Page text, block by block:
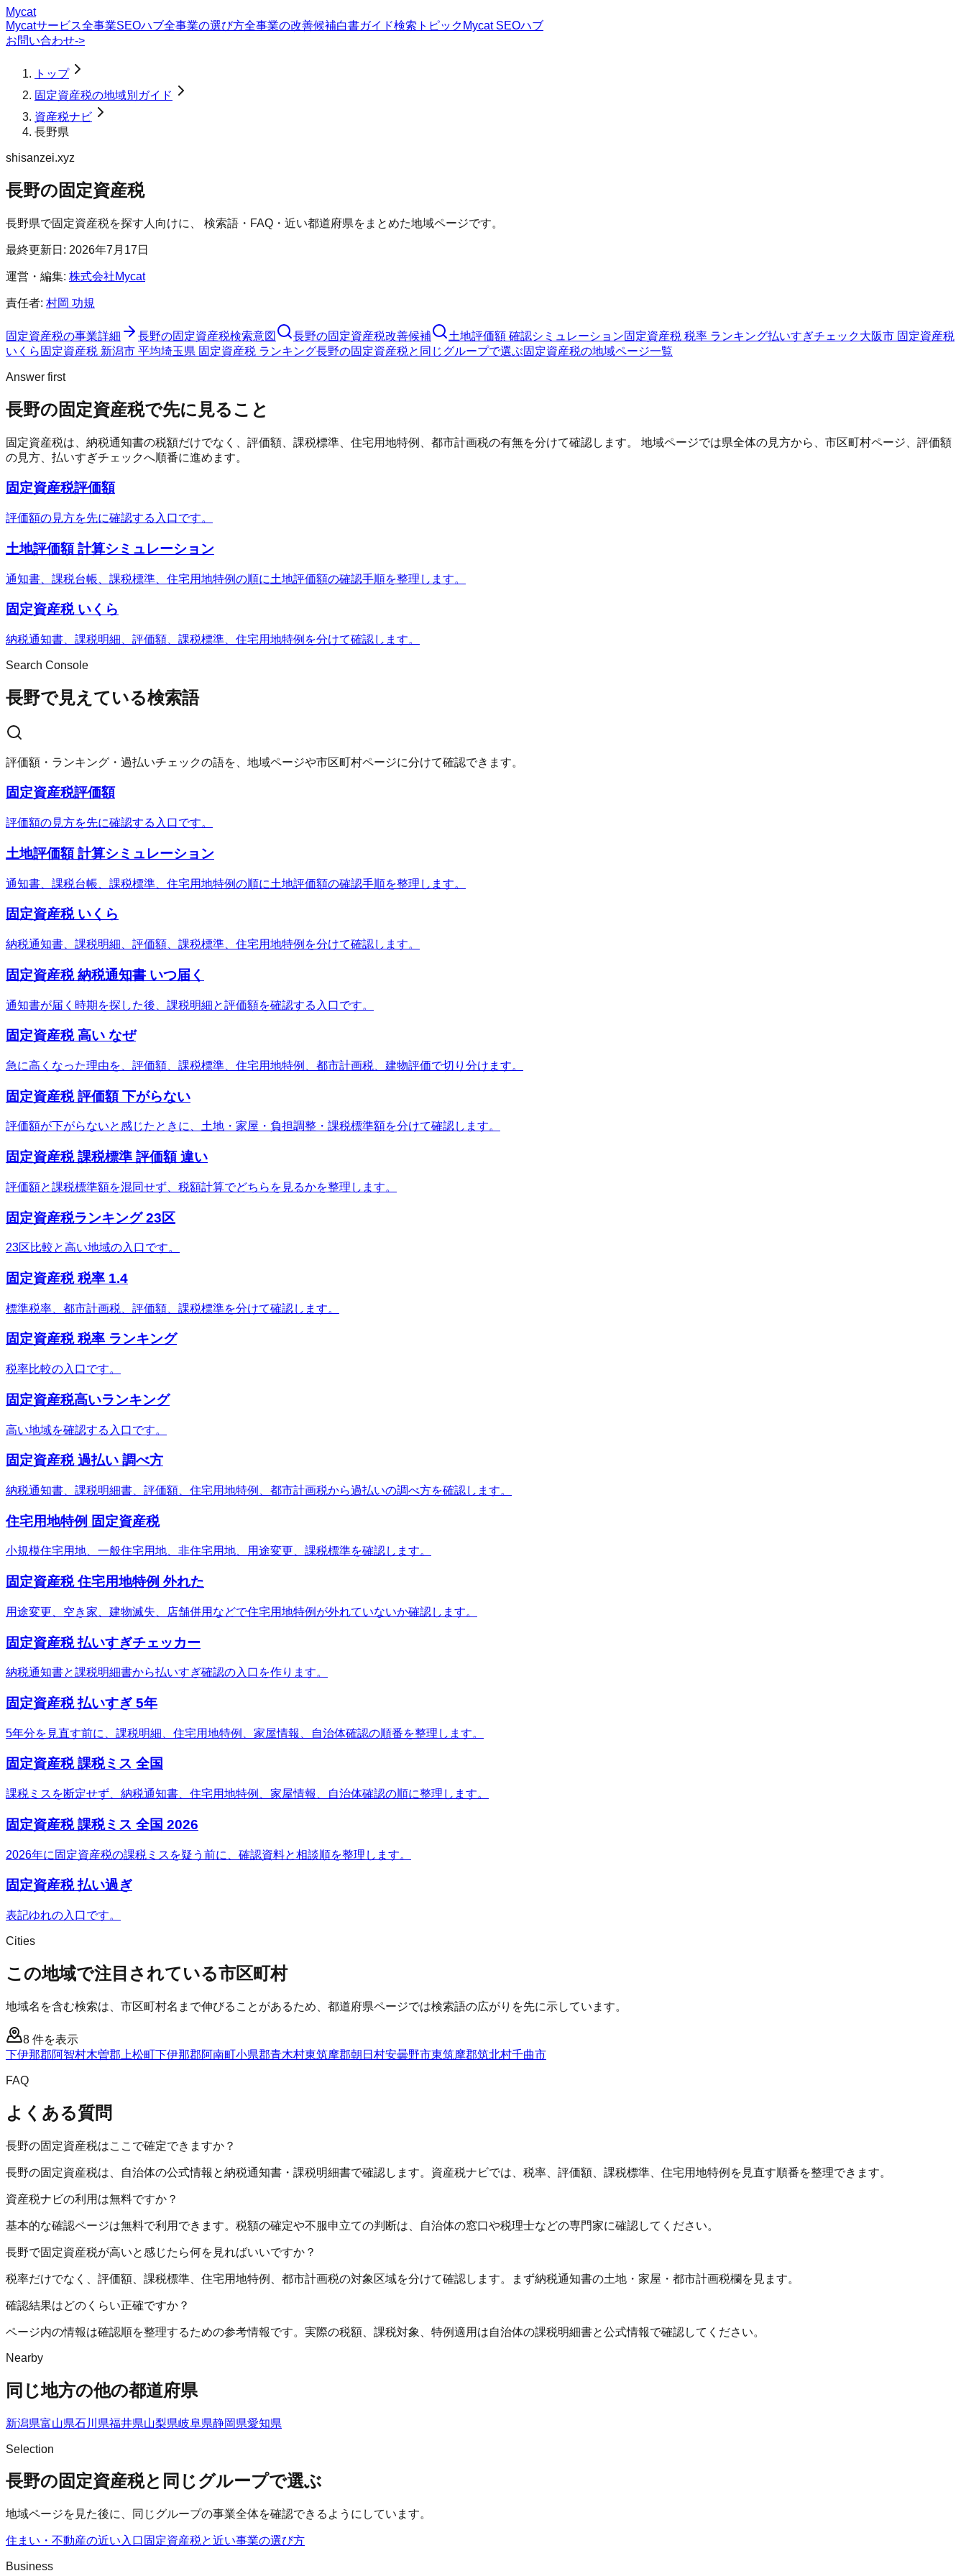
Mycat
Mycatサービス全事業SEOハブ全事業の選び方全事業の改善候補白書ガイド検索トピック Mycat SEOハブ
お問い合わせ->
トップ
固定資産税の地域別ガイド
資産税ナビ
長野県
shisanzei.xyz
長野の固定資産税
長野県で固定資産税を探す人向けに、 検索語・FAQ・近い都道府県をまとめた地域ページです。
最終更新日: 2026年7月17日
運営・編集: 株式会社Mycat
責任者: 村岡 功規
固定資産税の事業詳細 長野の固定資産税検索意図 長野の固定資産税改善候補 土地評価額 確認シミュレーション固定資産税 税率 ランキング払いすぎチェック大阪市 固定資産税
いくら 固定資産税 新潟市 平均埼玉県 固定資産税 ランキング長野の固定資産税と同じグループで選ぶ固定資産税の地域ページ一覧
Answer first
長野の固定資産税で先に見ること
固定資産税は、納税通知書の税額だけでなく、評価額、課税標準、住宅用地特例、都市計画税の有無を分けて確認します。 地域ページでは県全体の見方から、市区町村ページ、評価額
の見方、払いすぎチェックへ順番に進めます。
固定資産税評価額
評価額の見方を先に確認する入口です。
土地評価額 計算シミュレーション
通知書、課税台帳、課税標準、住宅用地特例の順に土地評価額の確認手順を整理します。
固定資産税 いくら
納税通知書、課税明細、評価額、課税標準、住宅用地特例を分けて確認します。
Search Console
長野で見えている検索語
評価額・ランキング・過払いチェックの語を、地域ページや市区町村ページに分けて確認できます。
固定資産税評価額
評価額の見方を先に確認する入口です。
土地評価額 計算シミュレーション
通知書、課税台帳、課税標準、住宅用地特例の順に土地評価額の確認手順を整理します。
固定資産税 いくら
納税通知書、課税明細、評価額、課税標準、住宅用地特例を分けて確認します。
固定資産税 納税通知書 いつ届く
通知書が届く時期を探した後、課税明細と評価額を確認する入口です。
固定資産税 高い なぜ
急に高くなった理由を、評価額、課税標準、住宅用地特例、都市計画税、建物評価で切り分けます。
固定資産税 評価額 下がらない
評価額が下がらないと感じたときに、土地・家屋・負担調整・課税標準額を分けて確認します。
固定資産税 課税標準 評価額 違い
評価額と課税標準額を混同せず、税額計算でどちらを見るかを整理します。
固定資産税ランキング 23区
23区比較と高い地域の入口です。
固定資産税 税率 1.4
標準税率、都市計画税、評価額、課税標準を分けて確認します。
固定資産税 税率 ランキング
税率比較の入口です。
固定資産税高いランキング
高い地域を確認する入口です。
固定資産税 過払い 調べ方
納税通知書、課税明細書、評価額、住宅用地特例、都市計画税から過払いの調べ方を確認します。
住宅用地特例 固定資産税
小規模住宅用地、一般住宅用地、非住宅用地、用途変更、課税標準を確認します。
固定資産税 住宅用地特例 外れた
用途変更、空き家、建物滅失、店舗併用などで住宅用地特例が外れていないか確認します。
固定資産税 払いすぎチェッカー
納税通知書と課税明細書から払いすぎ確認の入口を作ります。
固定資産税 払いすぎ 5年
5年分を見直す前に、課税明細、住宅用地特例、家屋情報、自治体確認の順番を整理します。
固定資産税 課税ミス 全国
課税ミスを断定せず、納税通知書、住宅用地特例、家屋情報、自治体確認の順に整理します。
固定資産税 課税ミス 全国 2026
2026年に固定資産税の課税ミスを疑う前に、確認資料と相談順を整理します。
固定資産税 払い過ぎ
表記ゆれの入口です。
Cities
この地域で注目されている市区町村
地域名を含む検索は、市区町村名まで伸びることがあるため、都道府県ページでは検索語の広がりを先に示しています。
8 件を表示
下伊那郡阿智村木曽郡上松町下伊那郡阿南町小県郡青木村東筑摩郡朝日村安曇野市東筑摩郡筑北村千曲市
FAQ
よくある質問
長野の固定資産税はここで確定できますか？
長野の固定資産税は、自治体の公式情報と納税通知書・課税明細書で確認します。資産税ナビでは、税率、評価額、課税標準、住宅用地特例を見直す順番を整理できます。
資産税ナビの利用は無料ですか？
基本的な確認ページは無料で利用できます。税額の確定や不服申立ての判断は、自治体の窓口や税理士などの専門家に確認してください。
長野で固定資産税が高いと感じたら何を見ればいいですか？
税率だけでなく、評価額、課税標準、住宅用地特例、都市計画税の対象区域を分けて確認します。まず納税通知書の土地・家屋・都市計画税欄を見ます。
確認結果はどのくらい正確ですか？
ページ内の情報は確認順を整理するための参考情報です。実際の税額、課税対象、特例適用は自治体の課税明細書と公式情報で確認してください。
Nearby
同じ地方の他の都道府県
新潟県富山県石川県福井県山梨県岐阜県静岡県愛知県
Selection
長野の固定資産税と同じグループで選ぶ
地域ページを見た後に、同じグループの事業全体を確認できるようにしています。
住まい・不動産の近い入口 固定資産税と近い事業の選び方
Business